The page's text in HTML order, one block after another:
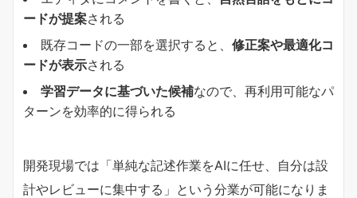
ードが提案される
既存コードの一部を選択すると、 修正案や最適化コ
ードが表示される
学習データに基づいた候補なので、再利用可能なパ
ターンを効率的に得られる
開発現場では「単純な記述作業をAIに任せ、自分は設
計やレビューに集中する」という分業が可能になりま